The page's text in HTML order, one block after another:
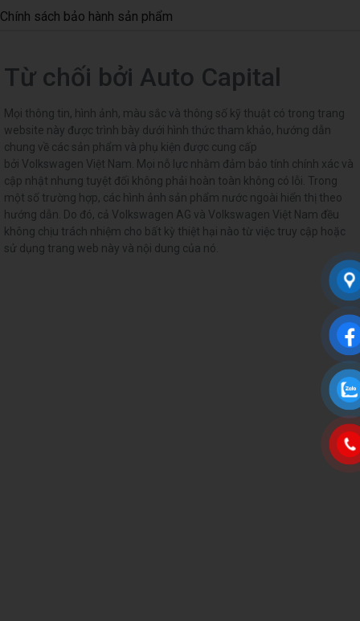
Chính sách bảo hành sản phẩm
Từ chối bởi Auto Capital
Mọi thông tin, hình ảnh, màu sắc và thông số kỹ thuật có trong trang
website này được trình bày dưới hình thức tham khảo, hướng dẫn
chung về các sản phẩm và phụ kiện được cung cấp
bởi Volkswagen Việt Nam. Mọi nỗ lực nhằm đảm bảo tính chính xác và
cập nhật nhưng tuyệt đối không phải hoàn toàn không có lỗi. Trong
một số trường hợp, các hình ảnh sản phẩm nước ngoài hiển thị theo
hướng dẫn. Do đó, cả Volkswagen AG và Volkswagen Việt Nam đều
không chịu trách nhiệm cho bất kỳ thiệt hại nào từ việc truy cập hoặc
sử dụng trang web này và nội dung của nó.